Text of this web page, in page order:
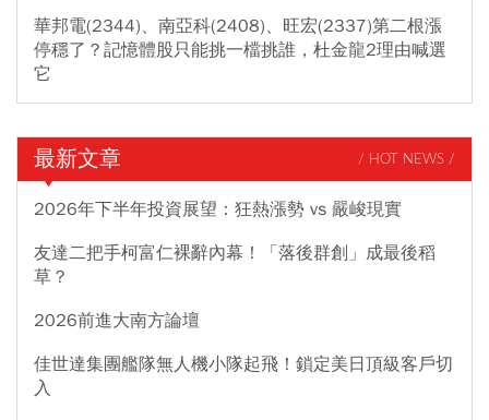
華邦電(2344)、南亞科(2408)、旺宏(2337)第二根漲
停穩了？記憶體股只能挑一檔挑誰，杜金龍2理由喊選
它
最新文章 / HOT NEWS /
2026年下半年投資展望：狂熱漲勢 vs 嚴峻現實
友達二把手柯富仁裸辭內幕！「落後群創」成最後稻
草？
2026前進大南方論壇
佳世達集團艦隊無人機小隊起飛！鎖定美日頂級客戶切
入